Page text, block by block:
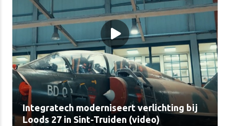
Integratech moderniseert verlichting bij
Loods 27 in Sint-Truiden (video)